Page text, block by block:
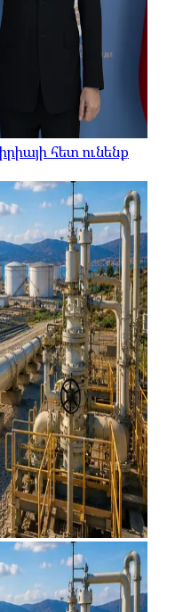
հետ ունենք